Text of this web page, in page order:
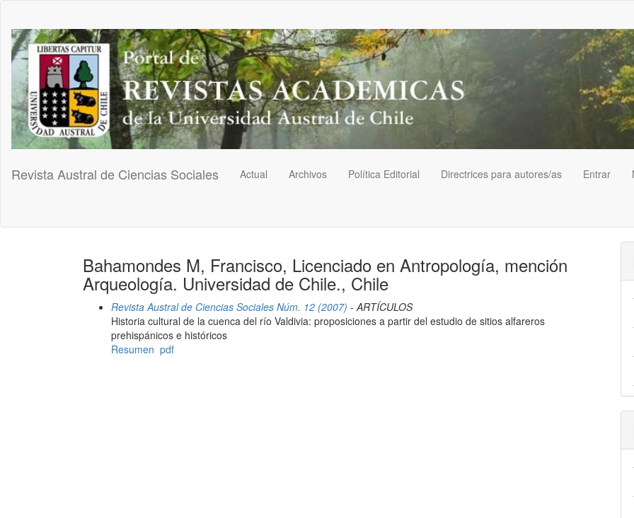
Contenido
principal
Barra
lateral
Revista Austral de Ciencias Sociales Actual Archivos Política Editorial Directrices para autores/as Entrar
Bahamondes M, Francisco, Licenciado en Antropología, mención
Arqueología. Universidad de Chile., Chile
Revista Austral de Ciencias Sociales Núm. 12 (2007) - ARTÍCULOS
Historia cultural de la cuenca del río Valdivia: proposiciones a partir del estudio de sitios alfareros
prehispánicos e históricos
Resumen pdf